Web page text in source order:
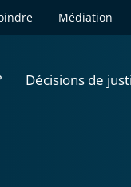
Médiation
Décisions de